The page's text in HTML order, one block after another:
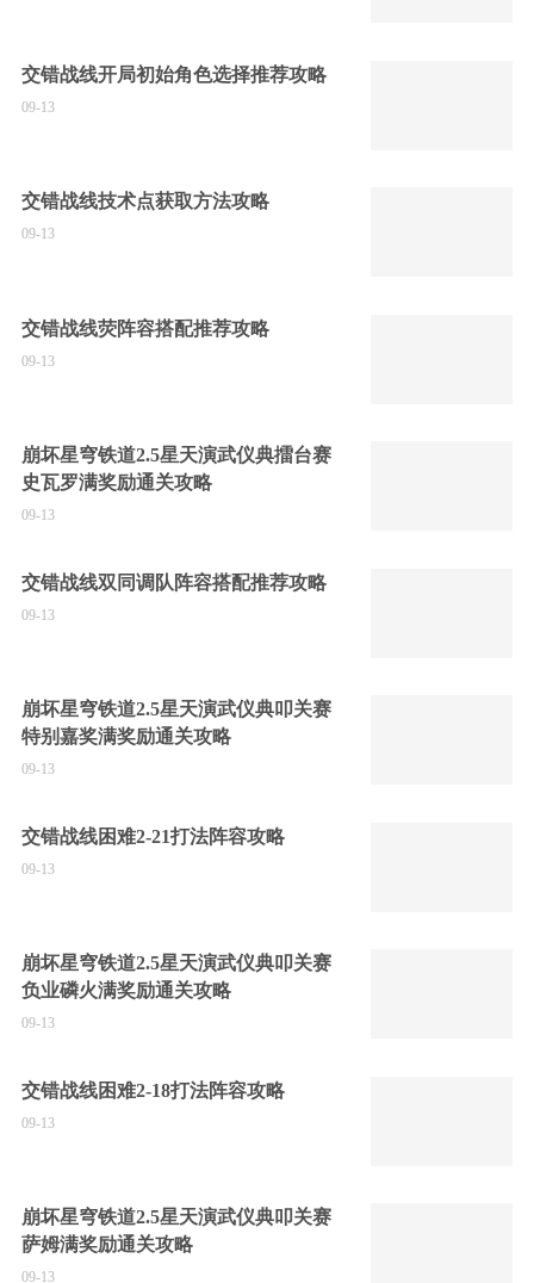
交错战线开局初始角色选择推荐攻略
09-13
交错战线技术点获取方法攻略
09-13
交错战线荧阵容搭配推荐攻略
09-13
崩坏星穹铁道2.5星天演武仪典擂台赛
史瓦罗满奖励通关攻略
09-13
交错战线双同调队阵容搭配推荐攻略
09-13
崩坏星穹铁道2.5星天演武仪典叩关赛
特别嘉奖满奖励通关攻略
09-13
交错战线困难2-21打法阵容攻略
09-13
崩坏星穹铁道2.5星天演武仪典叩关赛
负业磷火满奖励通关攻略
09-13
交错战线困难2-18打法阵容攻略
09-13
崩坏星穹铁道2.5星天演武仪典叩关赛
萨姆满奖励通关攻略
09-13